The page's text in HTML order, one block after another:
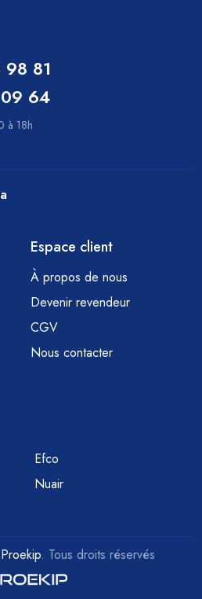
81
64
à 18h
Espace client
À propos de nous
Devenir revendeur
CGV
Nous contacter
Efco
Nuair
Proekip. Tous droits réservés